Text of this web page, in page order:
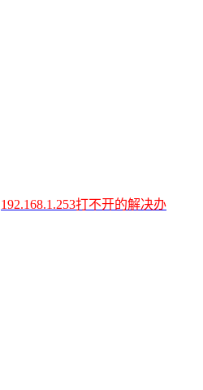
192.168.1.253打不开的解决办